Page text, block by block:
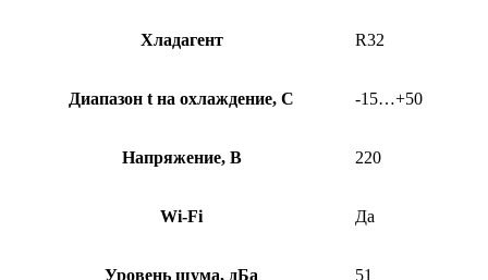
Хладагент R32
Диапазон t на охлаждение, С -15…+50
Напряжение, В 220
Wi-Fi Да
Уровень шума, дБа 51